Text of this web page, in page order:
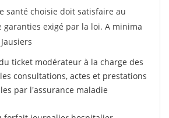
santé choisie doit satisfaire au
exigé par la loi. A minima
ticket modérateur à la charge des
consultations, actes et prestations
par l'assurance maladie